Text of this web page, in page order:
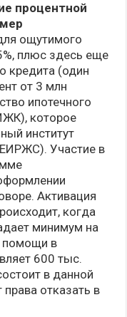
процентной
ощутимого
плюс здесь еще
кредита (один
от 3 млн
ипотечного
которое
институт
Участие в
Активация
когда
минимум на
помощи в
600 тыс.
в данной
отказать в